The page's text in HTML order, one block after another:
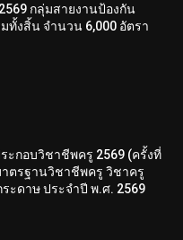
กลุ่มสายงานป้องกัน
ทั้งสิ้น จำนวน 6,000 อัตรา
ะกอบวิชาชีพครู 2569 (ครั้งที่
ตรฐานวิชาชีพครู วิชาครู
ะดาษ ประจำปี พ.ศ. 2569